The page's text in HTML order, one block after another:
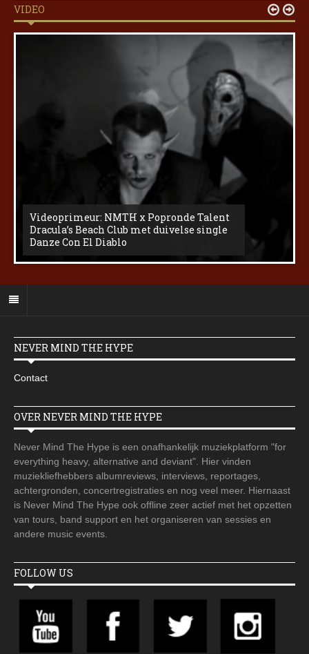
VIDEO
Videoprimeur: NMTH x Popronde Talent
Dracula’s Beach Club met duivelse single
Danze Con El Diablo
 
NEVER MIND THE HYPE
Contact
OVER NEVER MIND THE HYPE
Never Mind The Hype is een onafhankelijk muziekplatform "for
everything heavy, alternative and deviant". Hier vinden
muziekliefhebbers albumreviews, interviews, reportages,
achtergronden, concertregistraties en nog veel meer. Hiernaast
is Never Mind The Hype ook offline zeer actief met het opzetten
van tours, band support en het organiseren van sessies en
andere music events.
FOLLOW US